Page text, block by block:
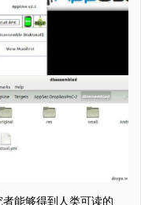
能够得到人类可读的